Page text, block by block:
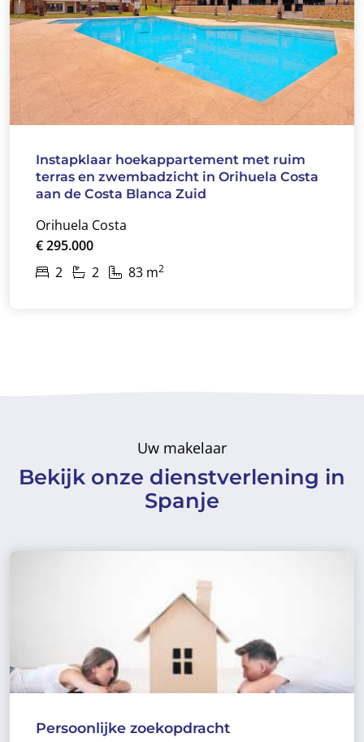
Instapklaar hoekappartement met ruim
terras en zwembadzicht in Orihuela Costa
aan de Costa Blanca Zuid
Orihuela Costa
€ 295.000
2
2 83 m2
Uw makelaar
Bekijk onze dienstverlening in
Spanje
Persoonlijke zoekopdracht